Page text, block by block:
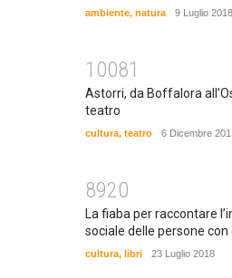
ambiente, natura 9 Luglio 2018
10081
Astorri, da Boffalora
teatro
cultura, teatro 6 Dicembre
8920
La fiaba per raccontare
sociale delle persone con
cultura, libri 23 Luglio 2018